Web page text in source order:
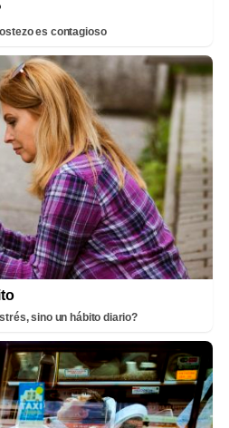
es contagioso
sino un hábito diario?